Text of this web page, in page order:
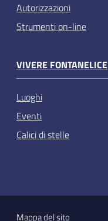
Autorizzazioni
Strumenti on-line
VIVERE FONTANELICE
Luoghi
Eventi
Calici di stelle
Mappa del sito